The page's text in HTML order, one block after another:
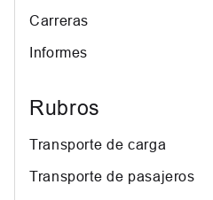
Carreras
Informes
Rubros
Transporte de carga
Transporte de pasajeros